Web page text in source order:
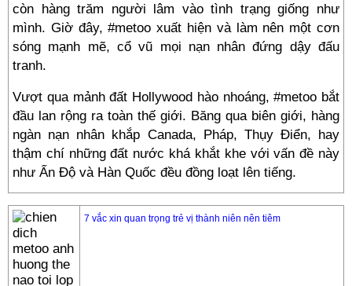
còn hàng trăm người lâm vào tình trạng giống như
mình. Giờ đây, #metoo xuất hiện và làm nên một cơn
sóng mạnh mẽ, cổ vũ mọi nạn nhân đứng dậy đấu
tranh.
Vượt qua mảnh đất Hollywood hào nhoáng, #metoo bắt
đầu lan rộng ra toàn thế giới. Băng qua biên giới, hàng
ngàn nạn nhân khắp Canada, Pháp, Thụy Điển, hay
thậm chí những đất nước khá khắt khe với vấn đề này
như Ấn Độ và Hàn Quốc đều đồng loạt lên tiếng.
7 vắc xin quan trọng trẻ vị thành niên nên tiêm